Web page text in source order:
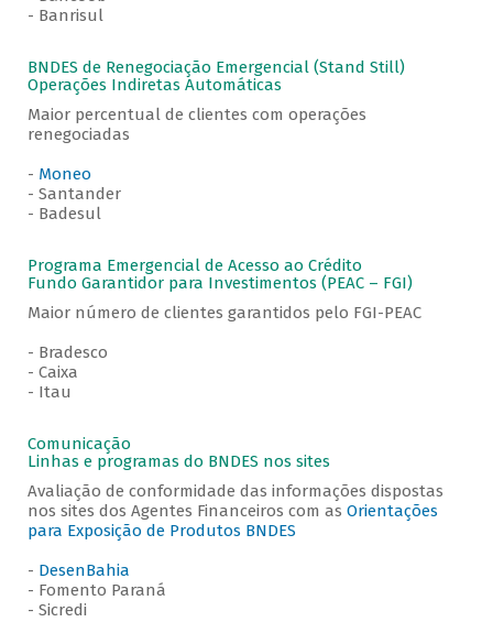
- Banrisul
BNDES de Renegociação Emergencial (Stand Still)
Operações Indiretas Automáticas
Maior percentual de clientes com operações
renegociadas
- Moneo
- Santander
- Badesul
Programa Emergencial de Acesso ao Crédito
Fundo Garantidor para Investimentos (PEAC – FGI)
Maior número de clientes garantidos pelo FGI-PEAC
- Bradesco
- Caixa
- Itau
Comunicação
Linhas e programas do BNDES nos sites
Avaliação de conformidade das informações dispostas
nos sites dos Agentes Financeiros com as Orientações
para Exposição de Produtos BNDES
- DesenBahia
- Fomento Paraná
- Sicredi